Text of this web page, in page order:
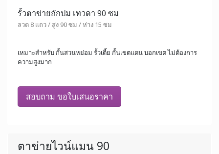
รั้วตาข่ายถักปม เทวดา 90 ซม
ลวด 8 แถว / สูง 90 ซม / ห่าง 15 ซม
เหมาะสำหรับ กั้นสวนหย่อม รั้วเตี้ย กั้นเขตแดน บอกเขต ไม่ต้องการ
ความสูงมาก
สอบถาม ขอใบเสนอราคา
ตาข่ายไวน์แมน 90